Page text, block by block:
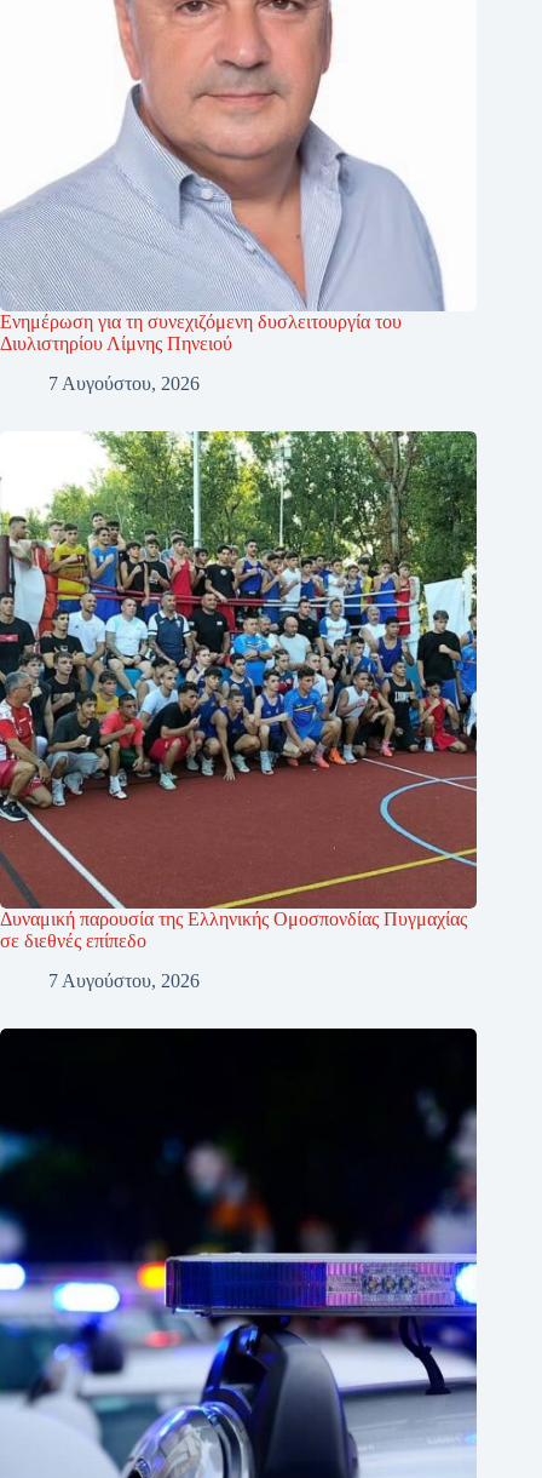
Ενημέρωση για τη συνεχιζόμενη δυσλειτουργία του
Διυλιστηρίου Λίμνης Πηνειού
7 Αυγούστου, 2026
Δυναμική παρουσία της Ελληνικής Ομοσπονδίας Πυγμαχίας
σε διεθνές επίπεδο
7 Αυγούστου, 2026